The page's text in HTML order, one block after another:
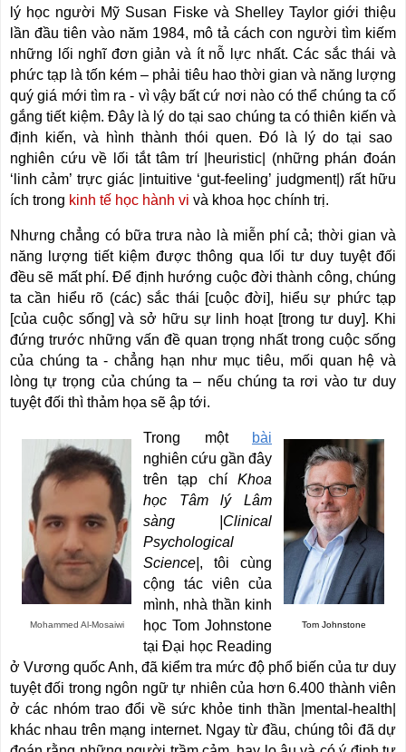
lý học người Mỹ Susan Fiske và Shelley Taylor giới thiệu
lần đầu tiên vào năm 1984, mô tả cách con người tìm kiếm
những lối nghĩ đơn giản và ít nỗ lực nhất. Các sắc thái và
phức tạp là tốn kém – phải tiêu hao thời gian và năng lượng
quý giá mới tìm ra - vì vậy bất cứ nơi nào có thể chúng ta cố
gắng tiết kiệm. Đây là lý do tại sao chúng ta có thiên kiến và
định kiến, và hình thành thói quen. Đó là lý do tại sao
nghiên cứu về lối tắt tâm trí |heuristic| (những phán đoán
‘linh cảm’ trực giác |intuitive ‘gut-feeling’ judgment|) rất hữu
ích trong kinh tế học hành vi và khoa học chính trị.
Nhưng chẳng có bữa trưa nào là miễn phí cả; thời gian và
năng lượng tiết kiệm được thông qua lối tư duy tuyệt đối
đều sẽ mất phí. Để định hướng cuộc đời thành công, chúng
ta cần hiểu rõ (các) sắc thái [cuộc đời], hiểu sự phức tạp
[của cuộc sống] và sở hữu sự linh hoạt [trong tư duy]. Khi
đứng trước những vấn đề quan trọng nhất trong cuộc sống
của chúng ta - chẳng hạn như mục tiêu, mối quan hệ và
lòng tự trọng của chúng ta – nếu chúng ta rơi vào tư duy
tuyệt đối thì thảm họa sẽ ập tới.
Mohammed Al-Mosaiwi Tom Johnstone
Trong một
bài
nghiên cứu gần đây
trên tạp chí Khoa
học Tâm lý Lâm
sàng | Clinical
Psychological
Science , tôi cùng
cộng tác viên của
mình, nhà thần kinh
học Tom Johnstone
tại Đại học Reading
ở Vương quốc Anh, đã kiểm tra mức độ phổ biến của tư duy
tuyệt đối trong ngôn ngữ tự nhiên của hơn 6.400 thành viên
ở các nhóm trao đổi về sức khỏe tinh thần |mental-health|
khác nhau trên mạng internet. Ngay từ đầu, chúng tôi đã dự